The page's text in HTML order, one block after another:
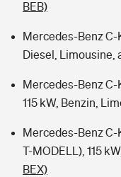
BEB)
Mercedes-Benz C-
Diesel, Limousine,
Mercedes-Benz C-
115 kW, Benzin,
Mercedes-Benz C-
T-MODELL), 115
BEX)